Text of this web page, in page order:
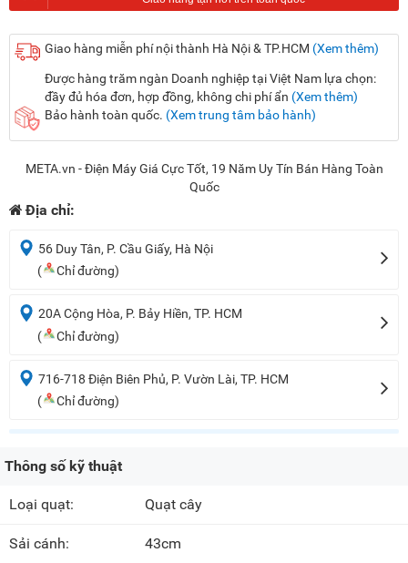
Giao hàng miễn phí nội thành Hà Nội & TP.HCM (Xem thêm)
Được hàng trăm ngàn Doanh nghiệp tại Việt Nam lựa chọn:
đầy đủ hóa đơn, hợp đồng, không chi phí ẩn (Xem thêm)
Bảo hành toàn quốc. (Xem trung tâm bảo hành)
META.vn - Điện Máy Giá Cực Tốt, 19 Năm Uy Tín Bán Hàng Toàn
Quốc
Địa chỉ:
56 Duy Tân, P. Cầu Giấy, Hà Nội
(
Chỉ đường)
20A Cộng Hòa, P. Bảy Hiền, TP. HCM
(
Chỉ đường)
716-718 Điện Biên Phủ, P. Vườn Lài, TP. HCM
(
Chỉ đường)
Thông số kỹ thuật
Loại quạt: Quạt cây
Sải cánh: 43cm